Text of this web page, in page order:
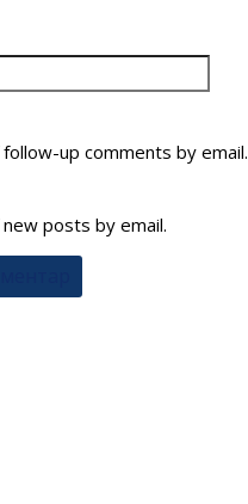
up comments by email.
posts by email.